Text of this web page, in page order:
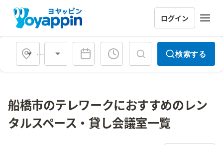
ログイン
会場タイプ 検索する
船橋市のテレワークにおすすめのレン
タルスペース・貸し会議室一覧